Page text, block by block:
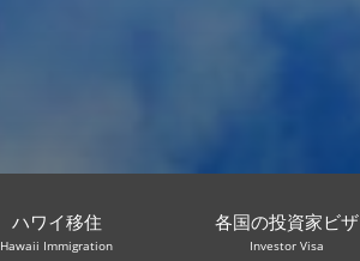
ハワイ移住
Hawaii Immigration
各国の投資家ビザ
Investor Visa